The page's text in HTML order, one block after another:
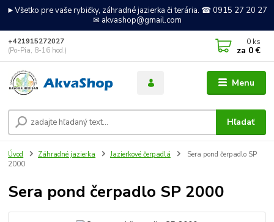
►Všetko pre vaše rybičky, záhradné jazierka či terária. ☎ 0915 27 20 27
✉ akvashop@gmail.com
Menu
Hľadať
+421915272027
(Po-Pia, 8-16 hod.)
0 ks
za 0 €
Úvod Záhradné jazierka Jazierkové čerpadlá
Sera pond čerpadlo SP
2000
Sera pond čerpadlo SP 2000